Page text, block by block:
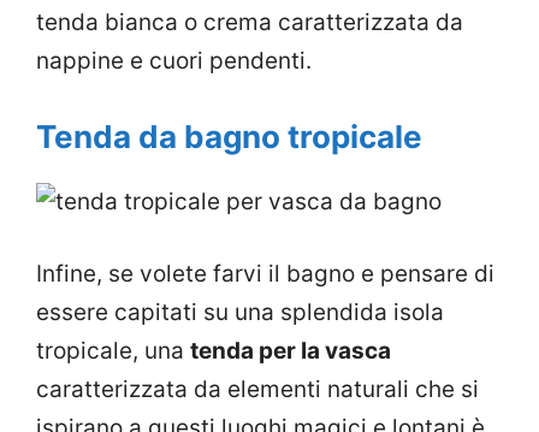
tenda bianca o crema caratterizzata da
nappine e cuori pendenti.
Tenda da bagno tropicale
Infine, se volete farvi il bagno e pensare di
essere capitati su una splendida isola
tropicale, una tenda per la vasca
caratterizzata da elementi naturali che si